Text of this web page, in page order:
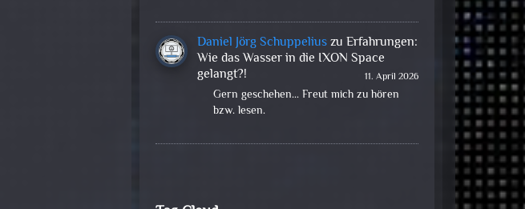
Daniel Jörg SchuppeliuszuErfahrungen:
Wie das Wasser in die IXON Space
gelangt?!
11. April 2026
Gern geschehen... Freut mich zu hören
bzw. lesen.